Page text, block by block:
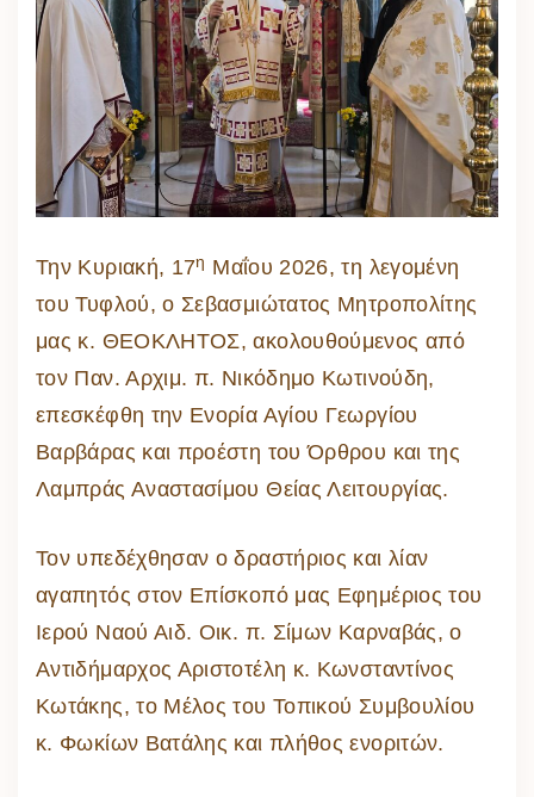
Την Κυριακή, 17η Μαΐου 2026, τη λεγομένη
του Τυφλού, ο Σεβασμιώτατος Μητροπολίτης
μας κ. ΘΕΟΚΛΗΤΟΣ, ακολουθούμενος από
τον Παν. Αρχιμ. π. Νικόδημο Κωτινούδη,
επεσκέφθη την Ενορία Αγίου Γεωργίου
Βαρβάρας και προέστη του Όρθρου και της
Λαμπράς Αναστασίμου Θείας Λειτουργίας.
Τον υπεδέχθησαν ο δραστήριος και λίαν
αγαπητός στον Επίσκοπό μας Εφημέριος του
Ιερού Ναού Αιδ. Οικ. π. Σίμων Καρναβάς, ο
Αντιδήμαρχος Αριστοτέλη κ. Κωνσταντίνος
Κωτάκης, το Μέλος του Τοπικού Συμβουλίου
κ. Φωκίων Βατάλης και πλήθος ενοριτών.